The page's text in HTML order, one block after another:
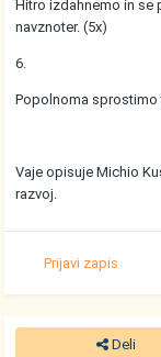
Hitro izdahnemo in se
navznoter. (5x)
6.
Popolnoma
Vaje opisuje Michio
razvoj.
Prijavi zapis
Deli